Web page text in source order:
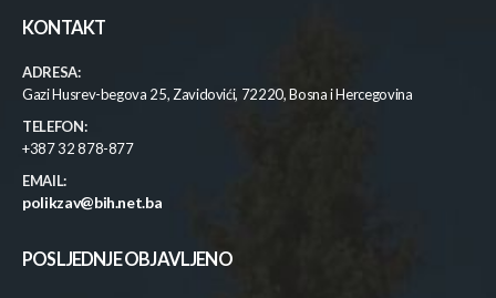
KONTAKT
ADRESA:
Gazi Husrev-begova 25, Zavidovići, 72220, Bosna i Hercegovina
TELEFON:
+387 32 878-877
EMAIL:
polikzav@bih.net.ba
POSLJEDNJE OBJAVLJENO